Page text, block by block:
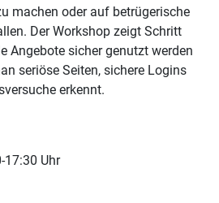
machen oder auf betrügerische
Der Workshop zeigt Schritt
Angebote sicher genutzt werden
seriöse Seiten, sichere Logins
erkennt.
17:30 Uhr